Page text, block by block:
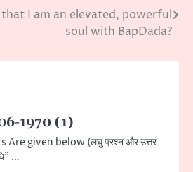
I am an elevated, powerful
soul with BapDada?
1970 (1)
given below (लघु प्रश्न और उत्तर
…